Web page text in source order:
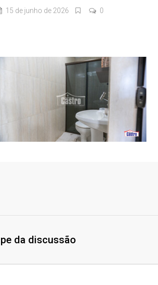
15 de junho de 2026 0
da discussão